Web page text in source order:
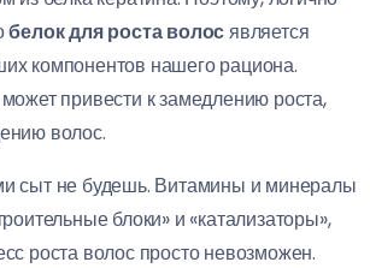
белок для роста волосявляется
компонентов нашего рациона.
привести к замедлению роста,
волос.
сыт не будешь. Витамины и минералы
блоки» и «катализаторы»,
роста волос просто невозможен.